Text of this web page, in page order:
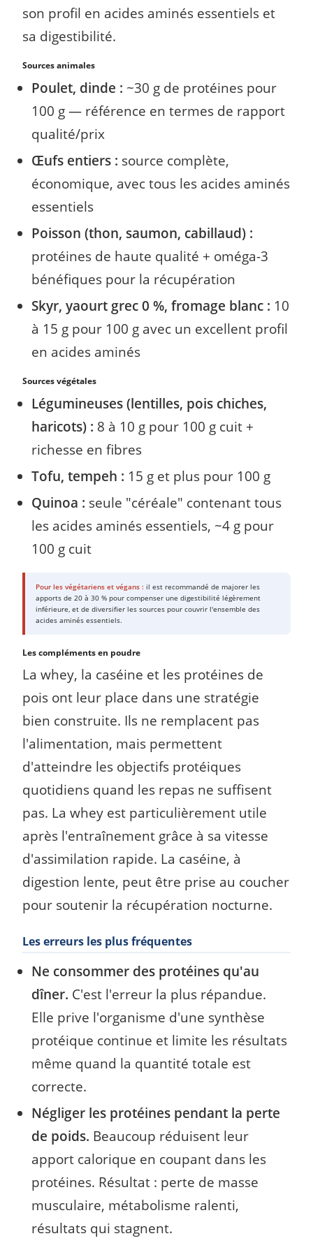
son profil en acides aminés essentiels et
sa digestibilité.
Sources animales
Poulet, dinde : ~30 g de protéines pour
100 g — référence en termes de rapport
qualité/prix
Œufs entiers : source complète,
économique, avec tous les acides aminés
essentiels
Poisson (thon, saumon, cabillaud) :
protéines de haute qualité + oméga-3
bénéfiques pour la récupération
Skyr, yaourt grec 0 %, fromage blanc : 10
à 15 g pour 100 g avec un excellent profil
en acides aminés
Sources végétales
Légumineuses (lentilles, pois chiches,
haricots) : 8 à 10 g pour 100 g cuit +
richesse en fibres
Tofu, tempeh : 15 g et plus pour 100 g
Quinoa : seule "céréale" contenant tous
les acides aminés essentiels, ~4 g pour
100 g cuit
Pour les végétariens et végans : il est recommandé de majorer les
apports de 20 à 30 % pour compenser une digestibilité légèrement
inférieure, et de diversifier les sources pour couvrir l'ensemble des
acides aminés essentiels.
Les compléments en poudre
La whey, la caséine et les protéines de
pois ont leur place dans une stratégie
bien construite. Ils ne remplacent pas
l'alimentation, mais permettent
d'atteindre les objectifs protéiques
quotidiens quand les repas ne suffisent
pas. La whey est particulièrement utile
après l'entraînement grâce à sa vitesse
d'assimilation rapide. La caséine, à
digestion lente, peut être prise au coucher
pour soutenir la récupération nocturne.
Les erreurs les plus fréquentes
Ne consommer des protéines qu'au
dîner. C'est l'erreur la plus répandue.
Elle prive l'organisme d'une synthèse
protéique continue et limite les résultats
même quand la quantité totale est
correcte.
Négliger les protéines pendant la perte
de poids. Beaucoup réduisent leur
apport calorique en coupant dans les
protéines. Résultat : perte de masse
musculaire, métabolisme ralenti,
résultats qui stagnent.